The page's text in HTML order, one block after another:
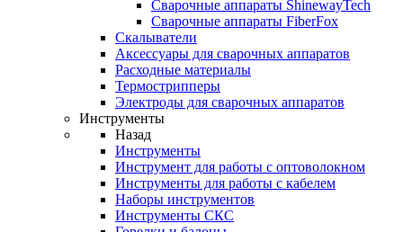
Сварочные аппараты ShinewayTech
Cварочные аппараты FiberFox
Скалыватели
Аксессуары для сварочных аппаратов
Расходные материалы
Термострипперы
Электроды для сварочных аппаратов
Инструменты
Назад
Инструменты
Инструмент для работы с оптоволокном
Инструменты для работы с кабелем
Наборы инструментов
Инструменты СКС